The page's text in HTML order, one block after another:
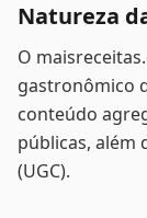
Natureza
O
gastronômico
conteúdo
públicas, além
(UGC).